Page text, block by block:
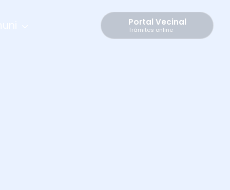
Portal Vecinal
Trámites online